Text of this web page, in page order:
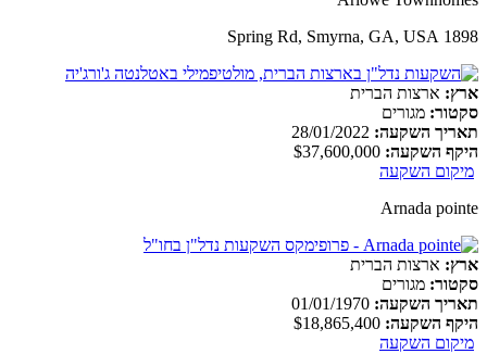
1898 Spring Rd, Smyrna, GA, USA
ארץ: ארצות הברית
סקטור: מגורים
תאריך השקעה:
היקף השקעה:
מיקום השקעה
Arnada pointe
ארץ: ארצות הברית
סקטור: מגורים
תאריך השקעה:
היקף השקעה:
מיקום השקעה